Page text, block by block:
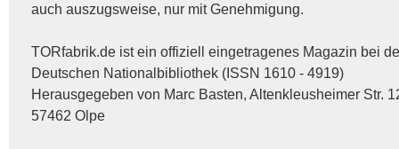
auch auszugsweise, nur mit Genehmigung.
TORfabrik.de ist ein offiziell eingetragenes Magazin bei
Deutschen Nationalbibliothek (ISSN 1610 - 4919)
Herausgegeben von Marc Basten, Altenkleusheimer Str.
57462 Olpe